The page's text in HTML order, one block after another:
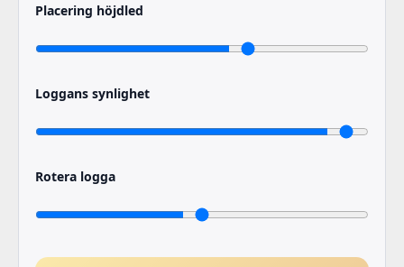
Placering höjdled
Loggans synlighet
Rotera logga